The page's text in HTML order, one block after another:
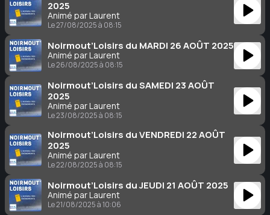
2025
Animé par Laurent
Le 27/08/2025 à 08:15
Noirmout’Loisirs du MARDI 26 AOÛT 2025
Animé par Laurent
Le 26/08/2025 à 08:15
Noirmout’Loisirs du SAMEDI 23 AOÛT
2025
Animé par Laurent
Le 23/08/2025 à 08:15
Noirmout’Loisirs du VENDREDI 22 AOÛT
2025
Animé par Laurent
Le 22/08/2025 à 08:15
Noirmout’Loisirs du JEUDI 21 AOÛT 2025
Animé par Laurent
Le 21/08/2025 à 10:06